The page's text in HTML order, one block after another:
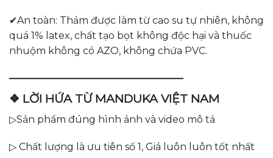
✔An toàn: Thảm được làm từ cao su tự nhiên, không
quá 1% latex, chất tạo bọt không độc hại và thuốc
nhuộm không có AZO, không chứa PVC.
———————————————
❖ LỜI HỨA TỪ MANDUKA VIỆT NAM
▷Sản phẩm đúng hình ảnh và video mô tả
▷ Chất lượng là ưu tiên số 1, Giá luôn luôn tốt nhất